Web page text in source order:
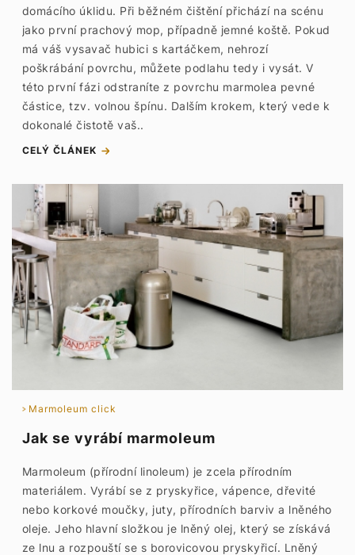
domácího úklidu. Při běžném čištění přichází na scénu
jako první prachový mop, případně jemné koště. Pokud
má váš vysavač hubici s kartáčkem, nehrozí
poškrábání povrchu, můžete podlahu tedy i vysát. V
této první fázi odstraníte z povrchu marmolea pevné
částice, tzv. volnou špínu. Dalším krokem, který vede k
dokonalé čistotě vaš..
CELÝ ČLÁNEK
Marmoleum click
Jak se vyrábí marmoleum
Marmoleum (přírodní linoleum) je zcela přírodním
materiálem. Vyrábí se z pryskyřice, vápence, dřevité
nebo korkové moučky, juty, přírodních barviv a lněného
oleje. Jeho hlavní složkou je lněný olej, který se získává
ze lnu a rozpouští se s borovicovou pryskyřicí. Lněný